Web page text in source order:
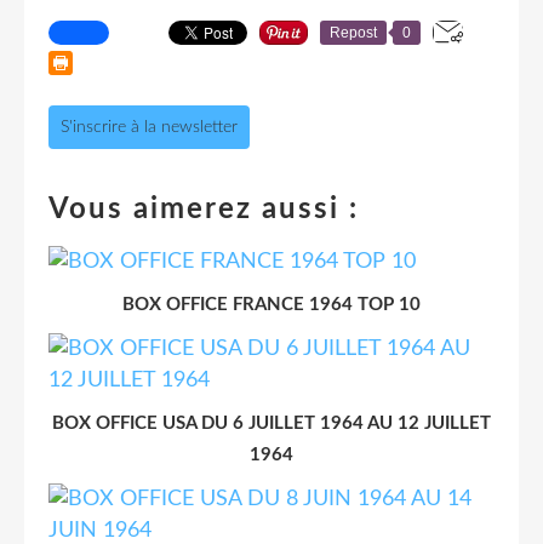
Repost 0
S'inscrire à la newsletter
Vous aimerez aussi :
BOX OFFICE FRANCE 1964 TOP 10
BOX OFFICE USA DU 6 JUILLET 1964 AU 12 JUILLET
1964